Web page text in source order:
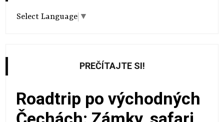
Select Language ▼
PREČÍTAJTE SI!
Roadtrip po východných